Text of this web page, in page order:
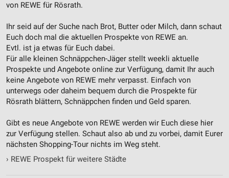
von REWE für Rösrath.
Ihr seid auf der Suche nach Brot, Butter oder Milch, dann schaut
Euch doch mal die aktuellen Prospekte von REWE an.
Evtl. ist ja etwas für Euch dabei.
Für alle kleinen Schnäppchen-Jäger stellt weekli aktuelle
Prospekte und Angebote online zur Verfügung, damit Ihr auch
keine Angebote von REWE mehr verpasst. Einfach von
unterwegs oder daheim bequem durch die Prospekte für
Rösrath blättern, Schnäppchen finden und Geld sparen.
Gibt es neue Angebote von REWE werden wir Euch diese hier
zur Verfügung stellen. Schaut also ab und zu vorbei, damit Eurer
nächsten Shopping-Tour nichts im Weg steht.
› REWE Prospekt für weitere Städte